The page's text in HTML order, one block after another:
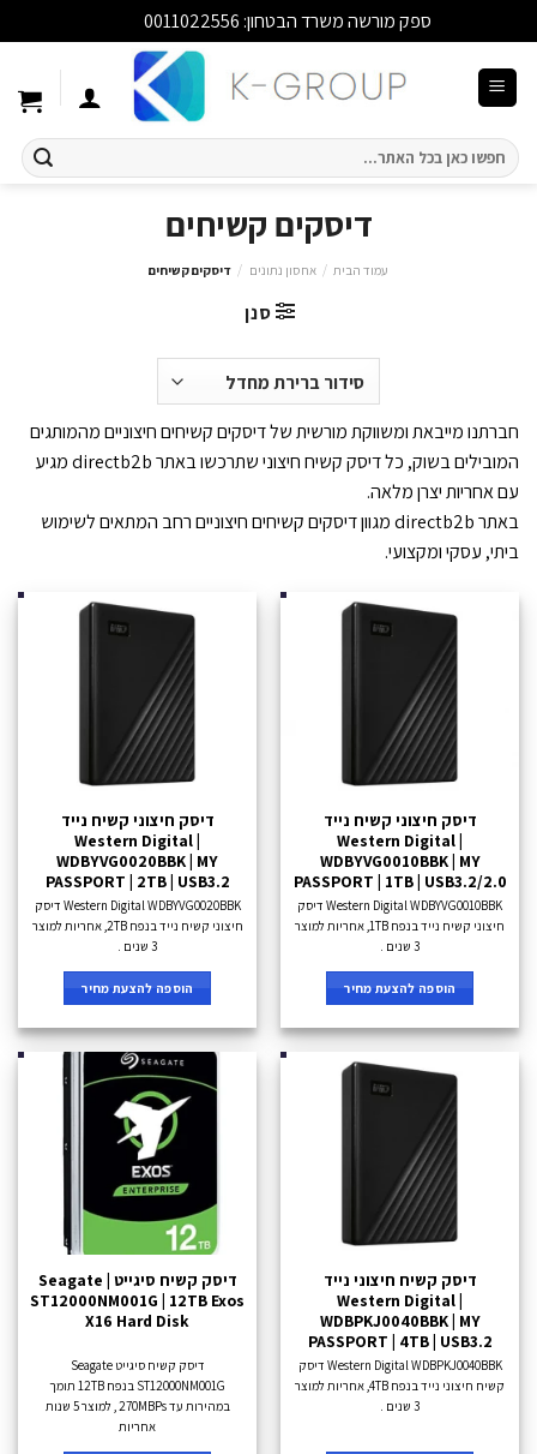
ספק מורשה משרד הבטחון: 0011022556
חיפוש
עבור:
דיסקים קשיחים
עמוד הבית / אחסון נתונים / דיסקים קשיחים
סנן
חברתנו מייבאת ומשווקת מורשית של דיסקים קשיחים חיצוניים מהמותגים
המובילים בשוק, כל דיסק קשיח חיצוני שתרכשו באתר directb2b מגיע
עם אחריות יצרן מלאה.
באתר directb2b מגוון דיסקים קשיחים חיצוניים רחב המתאים לשימוש
ביתי, עסקי ומקצועי.
דיסק חיצוני קשיח נייד
Western Digital |
WDBYVG0010BBK | MY
PASSPORT | 1TB | USB3.2/2.0
Western Digital WDBYVG0010BBK דיסק
חיצוני קשיח נייד בנפח 1TB, אחריות למוצר
3 שנים .
הוספה להצעת מחיר
דיסק חיצוני קשיח נייד
Western Digital |
WDBYVG0020BBK | MY
PASSPORT | 2TB | USB3.2
Western Digital WDBYVG0020BBK דיסק
חיצוני קשיח נייד בנפח 2TB, אחריות למוצר
3 שנים .
הוספה להצעת מחיר
דיסק קשיח חיצוני נייד
Western Digital |
WDBPKJ0040BBK | MY
PASSPORT | 4TB | USB3.2
Western Digital WDBPKJ0040BBK דיסק
קשיח חיצוני נייד בנפח 4TB, אחריות למוצר
3 שנים .
דיסק קשיח סיגייט Seagate |
ST12000NM001G | 12TB Exos
X16 Hard Disk
דיסק קשיח סיגייט Seagate
ST12000NM001G בנפח 12TB תומך
במהירות עד 270MBPs , למוצר 5 שנות
אחריות